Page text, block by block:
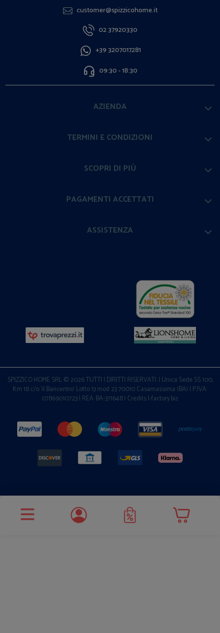
customer@spizzicohome.it
02 37920330
+39 3207017281
09:30 - 18:30
AZIENDA
TERMINI E CONDIZIONI
SCOPRI DI PIÙ
PAGAMENTI ACCETTATI
ASSISTENZA
SPIZZICO HOME SRL © 2026 TUTTI I DIRITTI RISERVATI. | Unica Sede SS 100,
Km 18 c/o 'il Baricentro' Lotto 13 mod 23 70010 Casamassima (BA) | P.IVA:
07869010723 | REA: BA-371648 | Credits I-factory.biz